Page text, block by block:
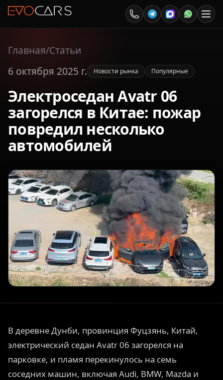
Главная/Статьи
6 октября 2025 г.
Новости рынка Популярные
Электроседан Avatr 06
загорелся в Китае: пожар
повредил несколько
автомобилей
В деревне Дунби, провинция Фуцзянь, Китай,
электрический седан Avatr 06 загорелся на
парковке, и пламя перекинулось на семь
соседних машин, включая Audi, BMW, Mazda и